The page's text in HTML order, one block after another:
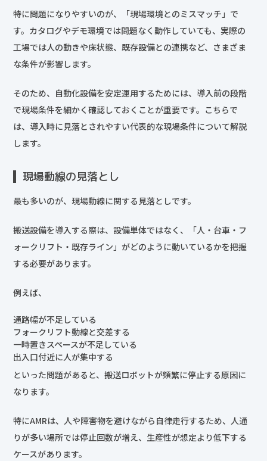
特に問題になりやすいのが、「現場環境とのミスマッチ」で
す。カタログやデモ環境では問題なく動作していても、実際の
工場では人の動きや床状態、既存設備との連携など、さまざま
な条件が影響します。
そのため、自動化設備を安定運用するためには、導入前の段階
で現場条件を細かく確認しておくことが重要です。こちらで
は、導入時に見落とされやすい代表的な現場条件について解説
します。
現場動線の見落とし
最も多いのが、現場動線に関する見落としです。
搬送設備を導入する際は、設備単体ではなく、「人・台車・フ
ォークリフト・既存ライン」がどのように動いているかを把握
する必要があります。
例えば、
通路幅が不足している
フォークリフト動線と交差する
一時置きスペースが不足している
出入口付近に人が集中する
といった問題があると、搬送ロボットが頻繁に停止する原因に
なります。
特にAMRは、人や障害物を避けながら自律走行するため、人通
りが多い場所では停止回数が増え、生産性が想定より低下する
ケースがあります。